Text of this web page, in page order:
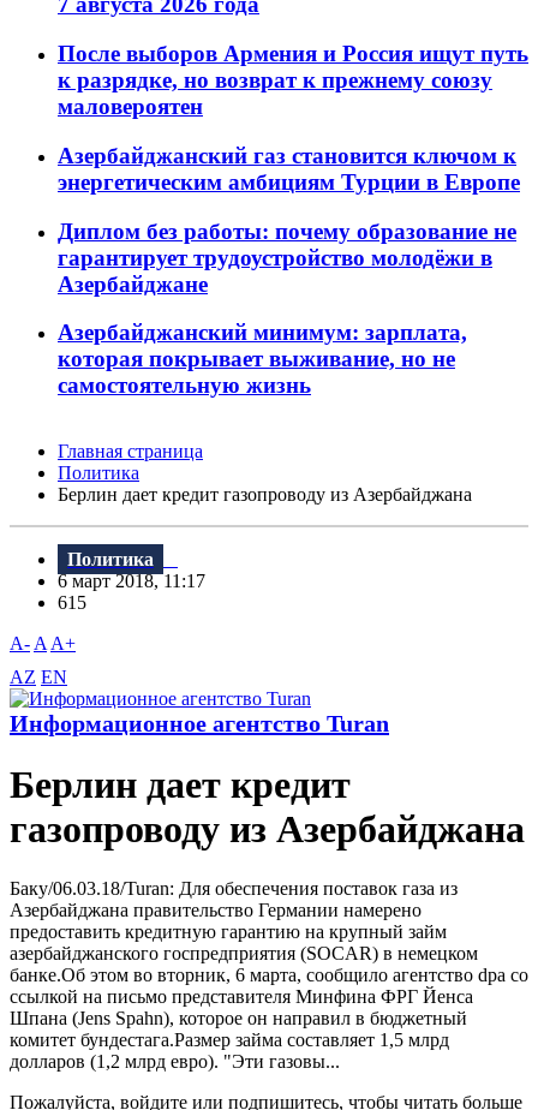
После выборов Армения и Россия ищут путь
к разрядке, но возврат к прежнему союзу
маловероятен
Азербайджанский газ становится ключом к
энергетическим амбициям Турции в Европе
Диплом без работы: почему образование не
гарантирует трудоустройство молодёжи в
Азербайджане
Азербайджанский минимум: зарплата,
которая покрывает выживание, но не
самостоятельную жизнь
Главная страница
Политика
Берлин дает кредит газопроводу из Азербайджана
Политика
6 март 2018, 11:17
615
A- A A+
AZ EN
Информационное агентство Turan
Берлин дает кредит
газопроводу из Азербайджана
Баку/06.03.18/Turan: Для обеспечения поставок газа из
Азербайджана правительство Германии намерено
предоставить кредитную гарантию на крупный займ
азербайджанского госпредприятия (SOCAR) в немецком
банке.Об этом во вторник, 6 марта, сообщило агентство dpa со
ссылкой на письмо представителя Минфина ФРГ Йенса
Шпана (Jens Spahn), которое он направил в бюджетный
комитет бундестага.Размер займа составляет 1,5 млрд
долларов (1,2 млрд евро). "Эти газовы...
Пожалуйста, войдите или подпишитесь, чтобы читать больше